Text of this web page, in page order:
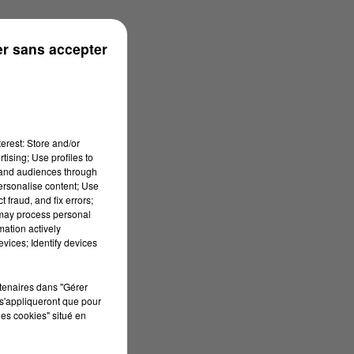
Store and/or
Use profiles to
audiences through
content; Use
fraud, and fix errors;
process personal
actively
Identify devices
dans "Gérer
que pour
cookies" situé en
sans accepter